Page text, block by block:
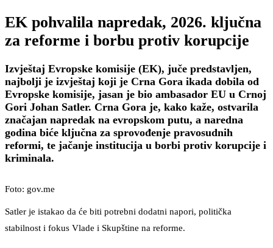
EK pohvalila napredak, 2026. ključna
za reforme i borbu protiv korupcije
Izvještaj Evropske komisije (EK), juče predstavljen,
najbolji je izvještaj koji je Crna Gora ikada dobila od
Evropske komisije, jasan je bio ambasador EU u Crnoj
Gori Johan Satler. Crna Gora je, kako kaže, ostvarila
značajan napredak na evropskom putu, a naredna
godina biće ključna za sprovođenje pravosudnih
reformi, te jačanje institucija u borbi protiv korupcije i
kriminala.
Foto: gov.me
Satler je istakao da će biti potrebni dodatni napori, politička
stabilnost i fokus Vlade i Skupštine na reforme.